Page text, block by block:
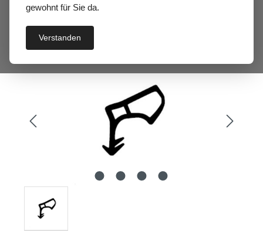
Stahlzargendichtung Sala
gewohnt für Sie da.
Verstanden